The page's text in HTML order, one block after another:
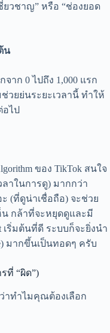
ยวชาญ” หรือ “ช่องยอด
น
าก 0 ไปถึง 1,000 แรก
วยย่นระยะเวลานี้ ทำให้
ไป
ของ TikTok สนใจ
ลาในการดู) มากกว่า
(ที่ดูน่าเชื่อถือ) จะช่วย
กล้าที่จะหยุดดูและมี
เริ่มต้นที่ดี ระบบก็จะยิ่งนำ
มากขึ้นเป็นทอดๆ ครับ
ที่ “ผิด”)
าทำไมคุณต้องเลือก